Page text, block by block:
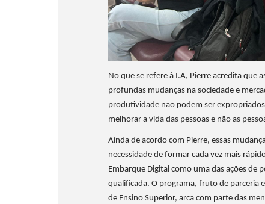
No que se refere à I.A, Pierre acredita que
profundas mudanças na sociedade e
produtividade não podem ser
melhorar a vida das pessoas e não as
Ainda de acordo com Pierre, essas
necessidade de formar cada vez mais
Embarque Digital como uma das ações de
qualificada. O programa, fruto de parceria
de Ensino Superior, arca com parte das